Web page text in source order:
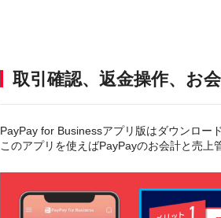
取引確認、返金操作、お
PayPay for Businessアプリ版はダウンロー
このアプリを使えばPayPayのお会計と売上